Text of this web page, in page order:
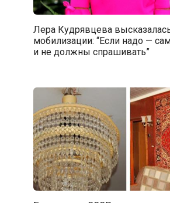
Лера Кудрявцева
мобилизации: “Если надо —
и не должны спрашивать”